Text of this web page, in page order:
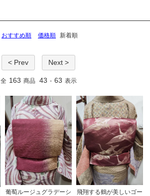
おすすめ順 価格順 新着順
< Prev Next >
全 163 商品 43 - 63 表示
葡萄ルージュグラデーシ
飛翔する鶴が美しいゴー